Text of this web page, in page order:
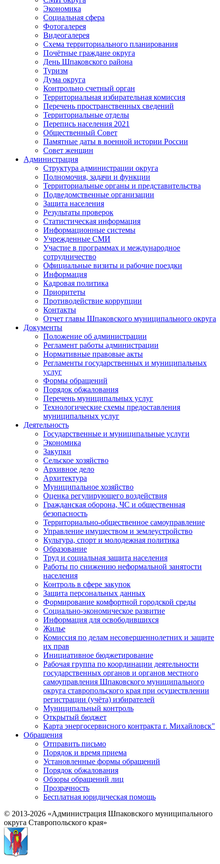
Экономика
Социальная сфера
Фотогалерея
Видеогалерея
Схема территориального планирования
Почётные граждане округа
День Шпаковского района
Туризм
Дума округа
Контрольно счетный орган
Территориальная избирательная комиссия
Перечень пространственных сведений
Территориальные отделы
Перепись населения 2021
Общественный Совет
Памятные даты в военной истории России
Совет женщин
Администрация
Структура администрации округа
Полномочия, задачи и функции
Территориальные органы и представительства
Подведомственные организации
Защита населения
Результаты проверок
Статистическая информация
Информационные системы
Учрежденные СМИ
Участие в программах и международное
сотрудничество
Официальные визиты и рабочие поездки
Информация
Кадровая политика
Приоритеты
Противодействие коррупции
Контакты
Отчет главы Шпаковского муниципального округа
Документы
Положение об администрации
Регламент работы администрации
Нормативные правовые акты
Регламенты государственных и муниципальных
услуг
Формы обращений
Порядок обжалования
Перечень муниципальных услуг
Технологические схемы предоставления
муниципальных услуг
Деятельность
Государственные и муниципальные услуги
Экономика
Закупки
Сельское хозяйство
Архивное дело
Архитектура
Муниципальное хозяйство
Оценка регулирующего воздействия
Гражданская оборона, ЧС и общественная
безопасность
Территориально-общественное самоуправление
Управление имуществом и землеустройство
Культура, спорт и молодежная политика
Образование
Труд и социальная защита населения
Работы по снижению неформальной занятости
населения
Контроль в сфере закупок
Защита персональных данных
Формирование комфортной городской среды
Социально-экономическое развитие
Информация для освободившихся
Жилье
Комиссия по делам несовершеннолетних и защите
их прав
Инициативное бюджетирование
Рабочая группа по координации деятельности
государственных органов и органов местного
самоуправления Шпаковского муниципального
округа ставропольского края при осуществлении
регистрации (учёта) избирателей
Муниципальный контроль
Открытый бюджет
Карта энергосервисного контракта г. Михайловск"
Обращения
Отправить письмо
Порядок и время приема
Установленные формы обращений
Порядок обжалования
Обзоры обращений лиц
Прозрачность
Бесплатная юридическая помощь
© 2013-2026 «Администрация Шпаковского муниципального
округа Ставропольского края»